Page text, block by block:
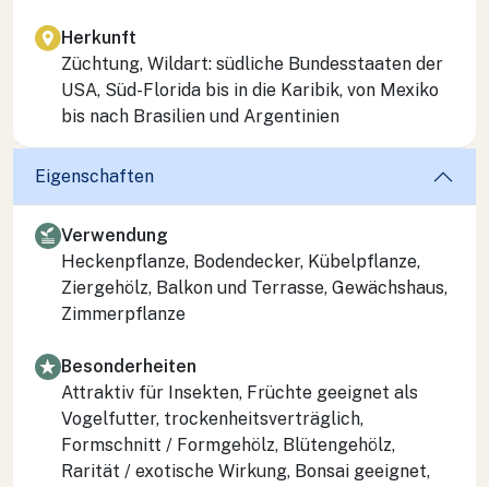
Herkunft
Züchtung, Wildart: südliche Bundesstaaten der
USA, Süd-Florida bis in die Karibik, von Mexiko
bis nach Brasilien und Argentinien
Eigenschaften
Verwendung
Heckenpflanze, Bodendecker, Kübelpflanze,
Ziergehölz, Balkon und Terrasse, Gewächshaus,
Zimmerpflanze
Besonderheiten
Attraktiv für Insekten, Früchte geeignet als
Vogelfutter, trockenheitsverträglich,
Formschnitt / Formgehölz, Blütengehölz,
Rarität / exotische Wirkung, Bonsai geeignet,